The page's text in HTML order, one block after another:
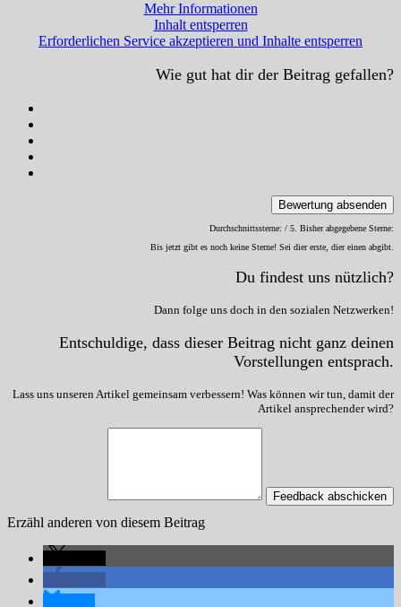
Mehr Informationen
Inhalt entsperren
Erforderlichen Service akzeptieren und Inhalte entsperren
Wie gut hat dir der Beitrag gefallen?
Bewertung absenden
Durchschnittssterne: / 5. Bisher abgegebene Sterne:
Bis jetzt gibt es noch keine Sterne! Sei dier erste, dier einen abgibt.
Du findest uns nützlich?
Dann folge uns doch in den sozialen Netzwerken!
Entschuldige, dass dieser Beitrag nicht ganz deinen
Vorstellungen entsprach.
Lass uns unseren Artikel gemeinsam verbessern! Was können wir tun, damit der
Artikel ansprechender wird?
Feedback abschicken
Erzähl anderen von diesem Beitrag